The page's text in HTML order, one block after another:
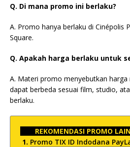
Q. Di mana promo ini berlaku?
A. Promo hanya berlaku di Cinépolis
Square.
Q. Apakah harga berlaku untuk
A. Materi promo menyebutkan harga
dapat berbeda sesuai film, studio,
berlaku.
REKOMENDASI PROMO
Promo TIX ID Indodana